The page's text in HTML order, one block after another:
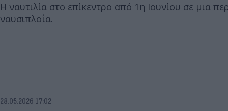
Η ναυτιλία στο επίκεντρο από 1η Ιουνίου σε μια
ναυσιπλοΐα.
28.05.2026 17:02